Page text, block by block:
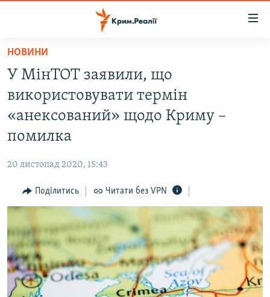
Перейти
основного
матеріалу
до
основної
Перейти
пошуку
ВІДЕО ТА ФОТО
ІНТЕРВ'Ю
ВСЕ ЗА ДЕНЬ
СПЕЦПРОЕКТИ
ДЕПОРТАЦІЯ
ВІДЕОУРОКИ «ELIFBE»
ЯК ОБІЙТИ БЛОКУВАННЯ
Русский
НОВИНИ
У МінТОТ заявили, що
використовувати термін
«анексований» щодо Криму –
помилка
20 листопад 2020, 15:43
Поділитись Читати без VPN